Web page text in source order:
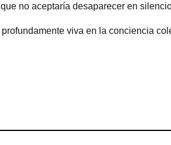
no aceptaría desaparecer en
viva en la conciencia